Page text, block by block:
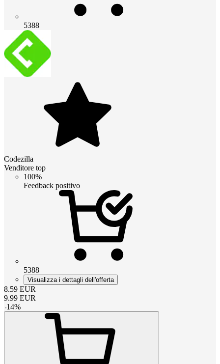
5388
Codezilla
Venditore top
100%
Feedback positivo
5388
Visualizza i dettagli dell'offerta
8.59 EUR
9.99 EUR
-14%